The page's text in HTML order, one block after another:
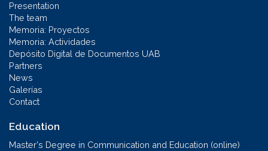
Presentation
The team
Memoria: Proyectos
Memoria: Actividades
Depósito Digital de Documentos UAB
Partners
News
Galerías
Contact
Education
Master's Degree in Communication and Education (online)